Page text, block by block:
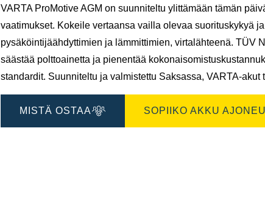
VARTA ProMotive AGM on suunniteltu ylittämään tämän
vaatimukset. Kokeile vertaansa vailla olevaa suorituskykyä
pysäköintijäähdyttimien ja lämmittimien, virtalähteenä. TÜV
säästää polttoainetta ja pienentää
standardit. Suunniteltu ja valmistettu Saksassa, VARTA-
MISTÄ OSTAA SOPIIKO AKKU